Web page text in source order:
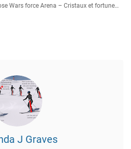
Wars force Arena – Cristaux et fortune…
J Graves